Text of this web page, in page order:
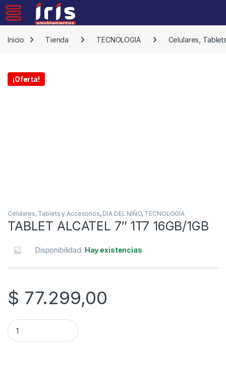
Inicio
Tienda TECNOLOGIA Celulares,
¡Oferta!
Celulares, Tablets y Accesorios, DIA DEL NIÑO, TECNOLOGIA
TABLET ALCATEL 7″ 1T7 16GB/1GB
Disponibilidad: Hay existencias
$ 77.299,00
TABLET ALCATEL 7" 1T7 16GB/1GB quantity